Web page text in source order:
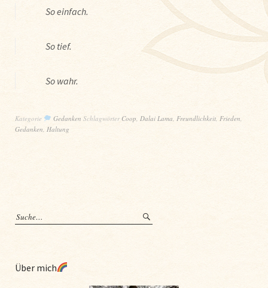
So einfach.
So tief.
So wahr.
Kategorie Gedanken SchlagwörterCoop, Dalai Lama, Freundlichkeit, Frieden,
Gedanken, Haltung
Über mich